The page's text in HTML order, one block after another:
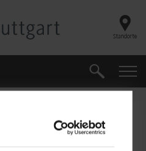
Standorte
Suche